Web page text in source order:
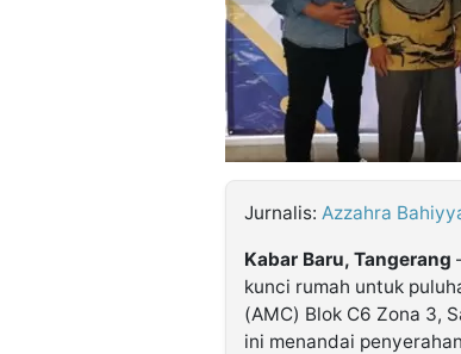
Jurnalis: Azzahra
Kabar Baru, Tangerang
kunci rumah untuk
(AMC) Blok C6 Zona 3,
ini menandai